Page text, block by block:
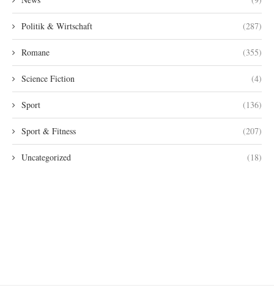
Politik & Wirtschaft (287)
Romane (355)
Science Fiction (4)
Sport (136)
Sport & Fitness (207)
Uncategorized (18)